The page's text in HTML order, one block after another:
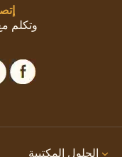
وتكلم
الحلول المكتبية